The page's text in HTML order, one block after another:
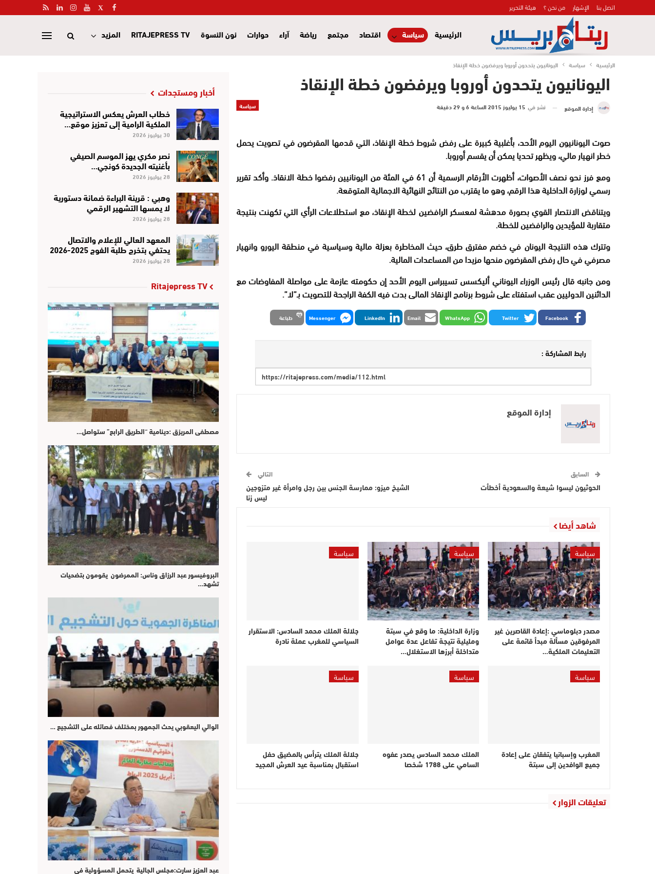
اتصل بنا الإشهار من نحن ؟ هيئة التحرير
الرئيسية سياسة اقتصاد مجتمع رياضة آراء حوارات نون النسوة RITAJEPRESS TV المزيد
الرئيسية سياسة اليونانيون يتحدون أوروبا ويرفضون خطة الإنقاذ
اليونانيون يتحدون أوروبا ويرفضون خطة الإنقاذ
سياسة إدارة الموقع نشر في 15 يوليوز 2015 الساعة 6 و 29 دقيقة
صوت اليونانيون اليوم الأحد، بأغلبية كبيرة على رفض شروط خطة الإنقاذ، التي قدمها المقرضون في تصويت يحمل
خطر انهيار مالي، ويظهر تحديا يمكن أن يقسم أوروبا.
ومع فرز نحو نصف الأصوات، أظهرت الأرقام الرسمية أن 61 في المئة من اليونانيين رفضوا خطة الانقاذ. وأكد تقرير
رسمي لوزارة الداخلية هذا الرقم، وهو ما يقترب من النتائج النهائية الاجمالية المتوقعة.
ويتناقض الانتصار القوي بصورة مدهشة لمعسكر الرافضين لخطة الإنقاذ، مع استطلاعات الرأي التي تكهنت بنتيجة
متقاربة للمؤيدين والرافضين للخطة.
وتترك هذه النتيجة اليونان في خضم مفترق طرق، حيث المخاطرة بعزلة مالية وسياسية في منطقة اليورو وانهيار
مصرفي في حال رفض المقرضون منحها مزيدا من المساعدات المالية.
ومن جانبه قال رئيس الوزراء اليوناني أليكسس تسيبراس اليوم الأحد إن حكومته عازمة على مواصلة المفاوضات مع
الدائنين الدوليين عقب استفتاء على شروط برنامج الإنقاذ المالى بدت فيه الكفة الراجحة للتصويت بـ”لا”.
Facebook
Twitter
WhatsApp
Email
LinkedIn
Messenger طباعة
رابط المشاركة :
إدارة الموقع
السابق
الحوثيون ليسوا شيعة والسعودية أخطأت
التالي
الشيخ ميزو: ممارسة الجنس بين رجل وامرأة غير متزوجين
ليس زنا
شاهد أيضا
سياسة
مصدر دبلوماسي :إعادة القاصرين غير
المرفوقين مسألة مبدأ قائمة على
التعليمات الملكية…
سياسة
وزارة الداخلية: ما وقع في سبتة
ومليلية نتيجة تفاعل عدة عوامل
متداخلة أبرزها الاستغلال…
سياسة
جلالة الملك محمد السادس: الاستقرار
السياسي للمغرب عملة نادرة
سياسة
المغرب وإسبانيا يتفقان على إعادة
جميع الوافدين إلى سبتة
سياسة
الملك محمد السادس يصدر عفوه
السامي على 1788 شخصا
سياسة
جلالة الملك يترأس بالمضيق حفل
استقبال بمناسبة عيد العرش المجيد
تعليقات الزوار
أخبار ومستجدات
خطاب العرش يعكس الاستراتيجية
الملكية الرامية إلى تعزيز موقع…
30 يوليوز 2026
نصر مكري يهز الموسم الصيفي
بأغنيته الجديدة كونجي…
28 يوليوز 2026
وهبي : قرينة البراءة ضمانة دستورية
لا يمسها التشهير الرقمي
28 يوليوز 2026
المعهد العالي للإعلام والاتصال
يحتفي بتخرج طلبة الفوج 2025-2026
28 يوليوز 2026
Ritajepress TV
مصطفى المريزق :دينامية “الطريق الرابع” ستواصل…
البروفيسور عبد الرزاق وناس: الممرضون يقومون بتضحيات
تشهد…
الوالي اليعقوبي يحث الجمهور بمختلف فصائله على التشجيع …
عبد العزيز سارت:مجلس الجالية يتحمل المسؤولية في